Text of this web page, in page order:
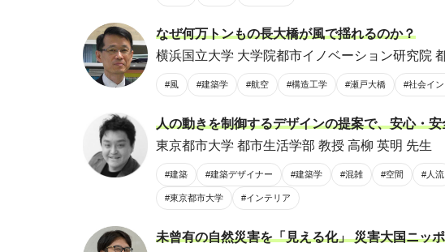
なぜ何万トンもの長大橋が風で揺れるのか？
横浜国立大学 大学院都市イノベーション研究院
#風 #建築学 #航空 #構造工学 #瀬戸大橋 #社会イン
人の動きを制御するデザインの提案で、安心・
東京都市大学 都市生活学部 教授 高柳 英明 先生
#建築 #建築デザイナー #建築学 #混雑 #空間 #人流
#東京都市大学 #インテリア
未曾有の自然災害を「見える化」 災害大国ニッ